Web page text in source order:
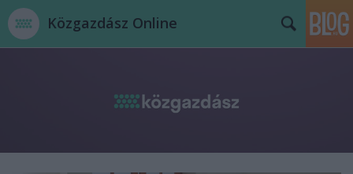
Közgazdász Online